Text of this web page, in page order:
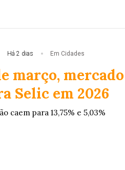
Há 2 dias Em Cidades
março,
Selic em 2026
caem para 13,75% e 5,03%